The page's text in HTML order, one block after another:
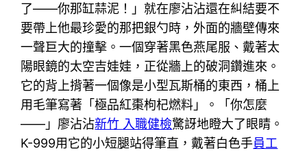
了——你那缸蒜泥！」就在廖沾沾還在糾結要不
要帶上他最珍愛的那把銀勺時，外面的牆壁傳來
一聲巨大的撞擊。一個穿著黑色燕尾服、戴著太
陽眼鏡的太空吉娃娃，正從牆上的破洞鑽進來。
它的背上揹著一個像是小型瓦斯桶的東西，桶上
用毛筆寫著「極品紅棗枸杞燃料」。「你怎麼
——」廖沾沾新竹 入職健檢驚訝地瞪大了眼睛。
K-999用它的小短腿站得筆直，戴著白色手員工